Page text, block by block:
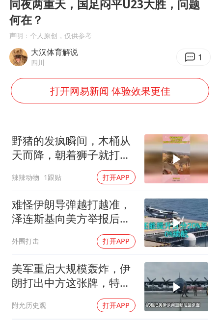
律师称“梅姨”若满75岁或不适用死刑
《歌手》歌王之战帮唱嘉宾官宣
空调发明出来竟然不是为了给人降温
中国经济展现强大韧性和活力
同夜两重天，国足闷平U23大胜，问题
何在？
声明：个人原创，仅供参考
大汉体育解说
四川 1
打开网易新闻 体验效果更佳
野猪的发疯瞬间，木桶从
天而降，朝着狮子就打去
辣辣动物 1跟贴 打开APP
难怪伊朗导弹越打越准，
泽连斯基向美方举报后，
外围打击 打开APP
美军重启大规模轰炸，伊
朗打出中方这张牌，特朗
附允历史观 打开APP